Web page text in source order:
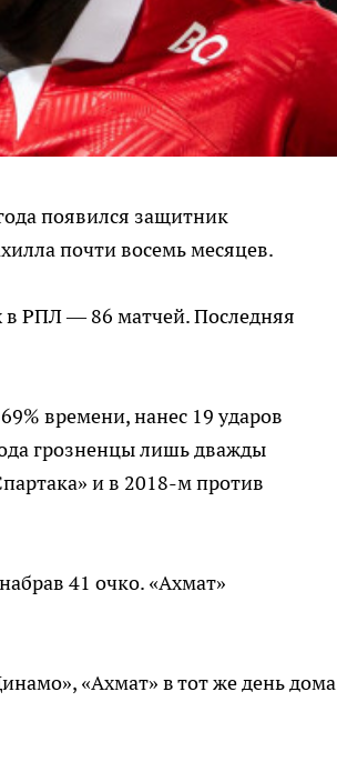
появился защитник
почти восемь месяцев.
в РПЛ — 86 матчей. Последняя
времени, нанес 19 ударов
грозненцы лишь дважды
и в 2018-м против
41 очко. «Ахмат»
«Ахмат» в тот же день дома